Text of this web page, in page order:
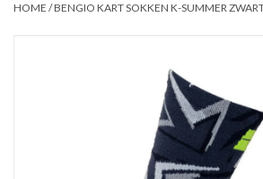
Laptimer
Kartbokjes en standaarden
HOME /BENGIO KART SOKKEN K-SUMMER